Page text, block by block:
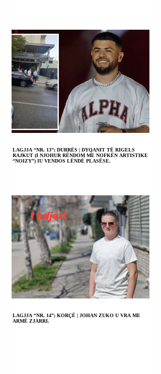
LAGJJA “NR. 13”; DURRËS | DYQANIT TË RIGELS
RAJKUT (I NJOHUR RËNDOM ME NOFKËN ARTISTIKE
“NOIZY”) IU VENDOS LËNDË PLASËSE.
LAGJJA “NR. 14”; KORÇË | JOHAN ZUKO U VRA ME
ARMË ZJARRI.